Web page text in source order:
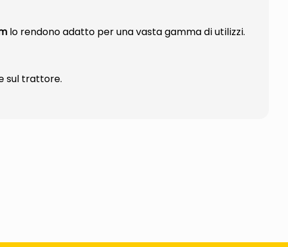
lo rendono adatto per una vasta gamma di utilizzi.
sul trattore.